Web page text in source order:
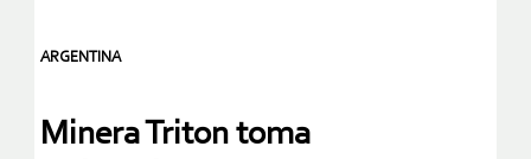
ARGENTINA
Minera Triton toma